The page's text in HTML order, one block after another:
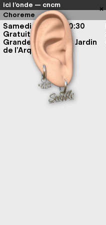
ici l’onde — cncm
Choreme
Samedi 11 juillet, 20:30
Gratuit
Grande Orangerie, Jardin
de l’Arquebuse